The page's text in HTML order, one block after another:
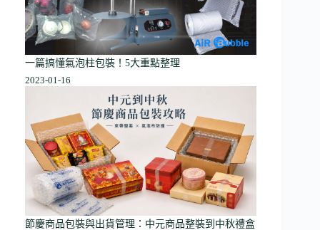
一篇搞懂氣泡柱包裝！5大重點整理
2023-01-16
節慶商品包裝與出貨管理：中元商品整裝到中秋禮盒